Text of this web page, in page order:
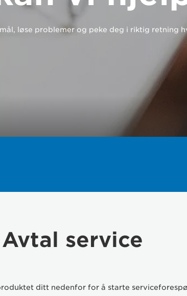
løse problemer og peke deg i riktig retning
nedenfor for å få hjelpen du leter etter.
AVTAL EN REPARASJON
Avtal service
ditt nedenfor for å starte